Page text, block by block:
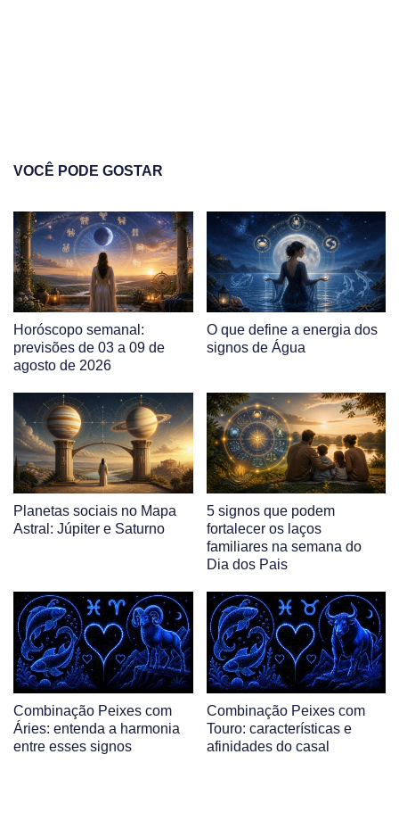
VOCÊ PODE GOSTAR
Horóscopo semanal:
previsões de 03 a 09 de
agosto de 2026
O que define a energia dos
signos de Água
Planetas sociais no Mapa
Astral: Júpiter e Saturno
5 signos que podem
fortalecer os laços
familiares na semana do
Dia dos Pais
Combinação Peixes com
Áries: entenda a harmonia
entre esses signos
Combinação Peixes com
Touro: características e
afinidades do casal